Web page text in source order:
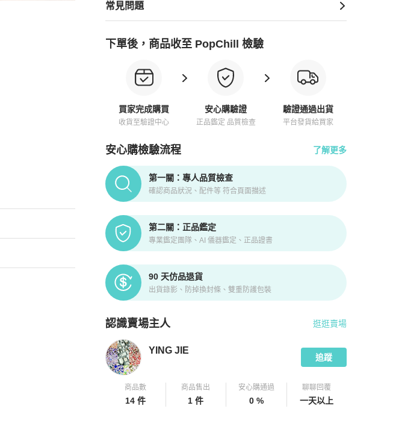
常見問題
下單後，商品收至 PopChill 檢驗
買家完成購買
收貨至驗證中心
安心購驗證
正品鑑定 品質檢查
驗證通過出貨
平台發貨給買家
安心購檢驗流程 了解更多
PopChill拍拍圈正品驗證、安心購檢驗流程介紹
第一關：專人品質檢查
確認商品狀況、配件等 符合頁面描述
第二關：正品鑑定
專業鑑定團隊、AI 儀器鑑定、正品證書
90 天仿品退貨
出貨錄影、防掉換封條、雙重防護包裝
認識賣場主人
PopChill 拍拍圈嚴選賣家
逛逛賣場
YING JIE
追蹤
商品數
14 件
商品售出
1 件
安心購通過
0 %
聊聊回覆
一天以上